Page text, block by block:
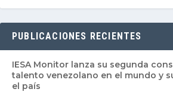
PUBLICACIONES RECIENTES
IESA Monitor lanza su segunda
talento venezolano en el mundo y
el país